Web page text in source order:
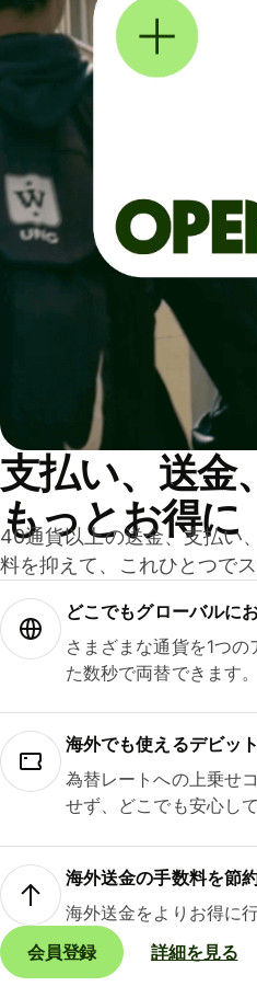
支払い、送金
もっとお得に
40通貨以上の送金、支払い
料を抑えて、これひとつでス
どこでもグ⁠ロ⁠ー⁠バ⁠ルに
さまざまな通貨を1つ
た数秒で両替できます。
海外でも使えるデビッ
為替レートへの上乗せ
せず、どこでも安心し
海外送金の手数料を節
海外送金をよりお得に行
会員登録
詳細を見る